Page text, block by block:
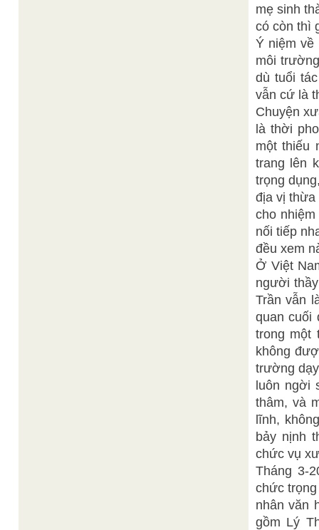
mẹ sinh
có còn thì
Ý niệm về
môi
dù tuổi
vẫn cứ là
Chuyện
là thời
một thiếu
trang lên
trọng
địa vị
cho
nối tiếp
đều xem
Ở Việt
người
Trần vẫn
quan cuối
trong một
không
trường
luôn ngời
thâm, và
lĩnh,
bảy nịnh
chức vụ
Tháng 3-
chức
nhân văn
gồm Lý